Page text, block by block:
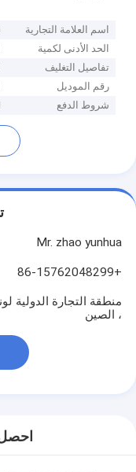
اسم العلامة التجارية
الحد الأدنى لكمية
تفاصيل التغليف
رقم الموديل
شروط الدفع
Mr. zhao yunhua
+86-15762048299
منطقة التجارة الدولية
، الصين